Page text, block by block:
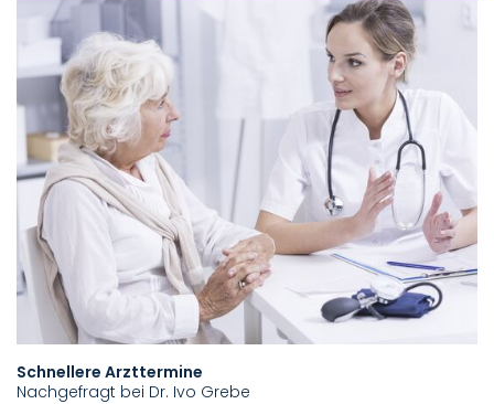
Schnellere Arzttermine
Nachgefragt bei Dr. Ivo Grebe